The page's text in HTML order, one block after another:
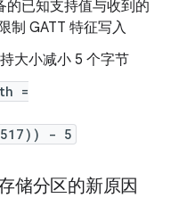
的已知支持值与收到的
制 GATT 特征写入
大小减小 5 个字节
=
- 5
储分区的新原因